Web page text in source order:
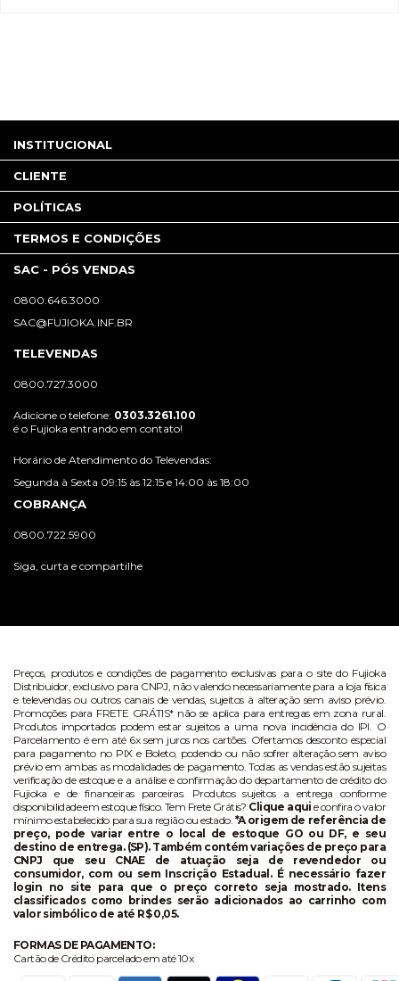
INSTITUCIONAL
CLIENTE
POLÍTICAS
TERMOS E CONDIÇÕES
SAC - PÓS VENDAS
0800.646.3000
SAC@FUJIOKA.INF.BR
TELEVENDAS
0800.727.3000
Adicione o telefone: 0303.3261.100
é o Fujioka entrando em contato!
Horário de Atendimento do Televendas:
Segunda à Sexta 09:15 às 12:15 e 14:00 às 18:00
COBRANÇA
0800.722.5900
Siga, curta e compartilhe
Preços, produtos e condições de pagamento exclusivas para o site do Fujioka
Distribuidor, exclusivo para CNPJ, não valendo necessariamente para a loja física
e televendas ou outros canais de vendas, sujeitos à alteração sem aviso prévio.
Promoções para FRETE GRÁTIS* não se aplica para entregas em zona rural.
Produtos importados podem estar sujeitos a uma nova incidência do IPI. O
Parcelamento é em até 6x sem juros nos cartões. Ofertamos desconto especial
para pagamento no PIX e Boleto, podendo ou não sofrer alteração sem aviso
prévio em ambas as modalidades de pagamento. Todas as vendas estão sujeitas
verificação de estoque e a análise e confirmação do departamento de crédito do
Fujioka e de financeiras parceiras. Produtos sujeitos a entrega conforme
disponibilidade em estoque físico. Tem Frete Grátis? Clique aqui e confira o valor
mínimo estabelecido para sua região ou estado. *A origem de referência de
preço, pode variar entre o local de estoque GO ou DF, e seu
destino de entrega. (SP). Também contém variações de preço para
CNPJ que seu CNAE de atuação seja de revendedor ou
consumidor, com ou sem Inscrição Estadual. É necessário fazer
login no site para que o preço correto seja mostrado. Itens
classificados como brindes serão adicionados ao carrinho com
valor simbólico de até R$ 0,05.
FORMAS DE PAGAMENTO:
Cartão de Crédito parcelado em até 10x